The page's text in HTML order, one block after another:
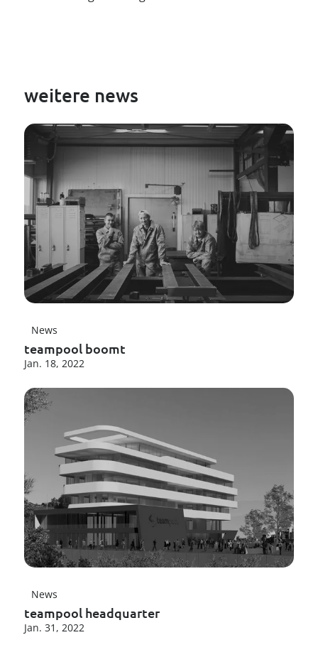
----
----
--
weitere news
News
teampool boomt
Jan. 18, 2022
News
teampool headquarter
Jan. 31, 2022